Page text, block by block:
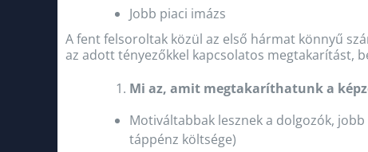
Jobb piaci imázs
A fent felsoroltak közül az első hármat könnyű
az adott tényezőkkel kapcsolatos megtakarítást,
Mi az, amit megtakaríthatunk a
Motiváltabbak lesznek a dolgozók,
táppénz költsége)